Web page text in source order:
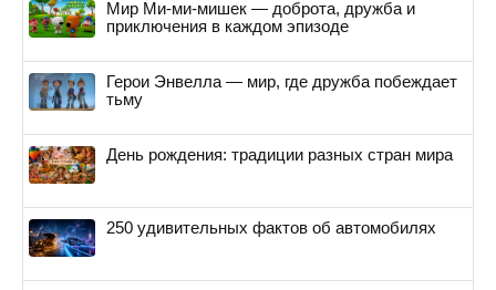
Мир Ми-ми-мишек — доброта, дружба и
приключения в каждом эпизоде
Герои Энвелла — мир, где дружба побеждает
тьму
День рождения: традиции разных стран мира
250 удивительных фактов об автомобилях